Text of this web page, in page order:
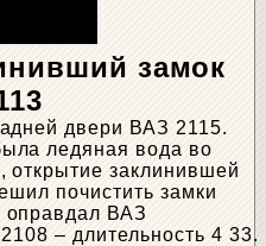
замок
двери ВАЗ 2115.
ледяная вода во
заклинившей
почистить замки
оправдал ВАЗ
– длительность 4 33.